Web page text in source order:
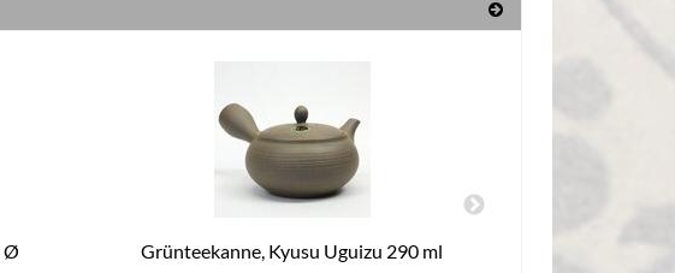
Ø Grünteekanne, Kyusu Uguizu 290 ml